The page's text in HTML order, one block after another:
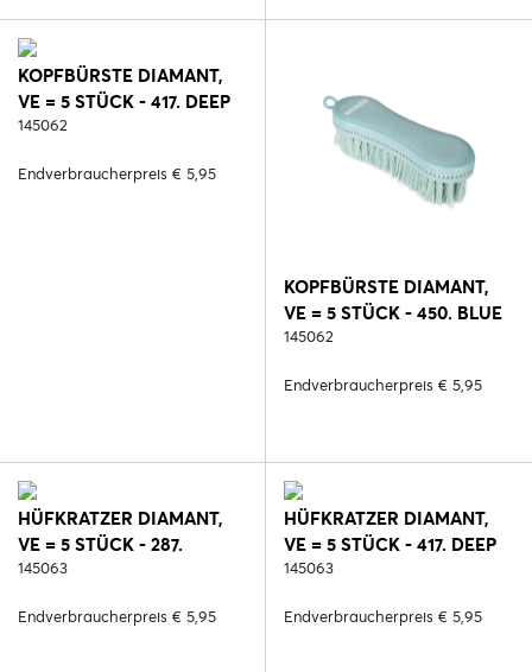
KOPFBÜRSTE DIAMANT,
VE = 5 STÜCK - 417. DEEP
RUBY
145062
Endverbraucherpreis € 5,95
KOPFBÜRSTE DIAMANT,
VE = 5 STÜCK - 450. BLUE
REEF
145062
Endverbraucherpreis € 5,95
HÜFKRATZER DIAMANT,
VE = 5 STÜCK - 287.
SCHWARZ/ROSE
145063
Endverbraucherpreis € 5,95
HÜFKRATZER DIAMANT,
VE = 5 STÜCK - 417. DEEP
RUBY
145063
Endverbraucherpreis € 5,95